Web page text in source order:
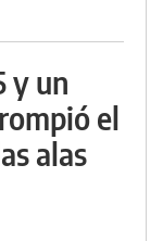
y un
el
alas